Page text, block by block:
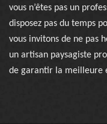
vous n’êtes pas un
disposez pas du temps
vous invitons de ne pas
un artisan paysagiste
de garantir la meilleure